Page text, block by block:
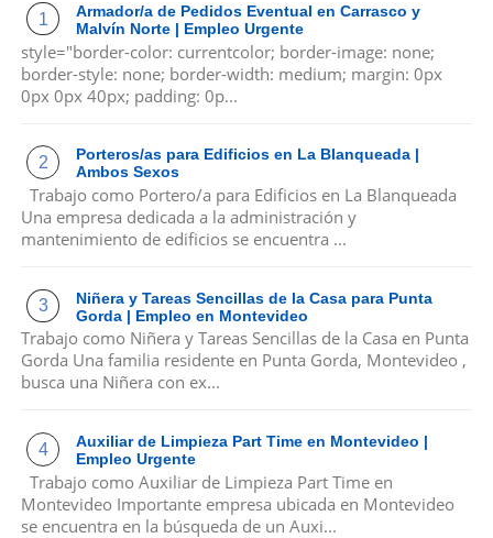
Armador/a de Pedidos Eventual en Carrasco y
Malvín Norte | Empleo Urgente
style="border-color: currentcolor; border-image: none;
border-style: none; border-width: medium; margin: 0px
0px 0px 40px; padding: 0p...
Porteros/as para Edificios en La Blanqueada |
Ambos Sexos
Trabajo como Portero/a para Edificios en La Blanqueada
Una empresa dedicada a la administración y
mantenimiento de edificios se encuentra ...
Niñera y Tareas Sencillas de la Casa para Punta
Gorda | Empleo en Montevideo
Trabajo como Niñera y Tareas Sencillas de la Casa en Punta
Gorda Una familia residente en Punta Gorda, Montevideo ,
busca una Niñera con ex...
Auxiliar de Limpieza Part Time en Montevideo |
Empleo Urgente
Trabajo como Auxiliar de Limpieza Part Time en
Montevideo Importante empresa ubicada en Montevideo
se encuentra en la búsqueda de un Auxi...